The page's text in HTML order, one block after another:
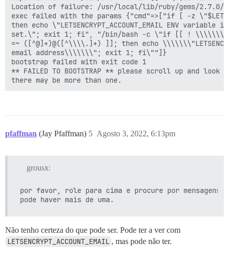
Location of failure: /usr/local/lib/ruby/gems/2.7.0/
exec failed with the params {"cmd"=>["if [ -z
then echo \"LETSENCRYPT_ACCOUNT_EMAIL ENV
set.\"; exit 1; fi", "/bin/bash -c \"if [[ !
=~ ([^@]+)@([^\\\\.]+) ]]; then echo
email address\\\\\\\"; exit 1; fi\""]}
bootstrap failed with exit code 1
** FAILED TO BOOTSTRAP ** please scroll up and
pfaffman (Jay Pfaffman) Agosto 3, 2022, 6:13pm
5
grousx:
por favor, role para cima e procure por mensagens
Não tenho certeza do que pode ser. Pode ter a ver com
LETSENCRYPT_ACCOUNT_EMAIL , mas pode não ter.